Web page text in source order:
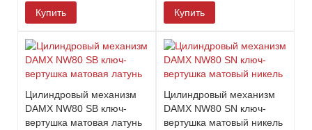
Купить Купить
Цилиндровый механизм
DAMX NW80 SB ключ-
вертушка матовая латунь
Цилиндровый механизм
DAMX NW80 SN ключ-
вертушка матовый никель